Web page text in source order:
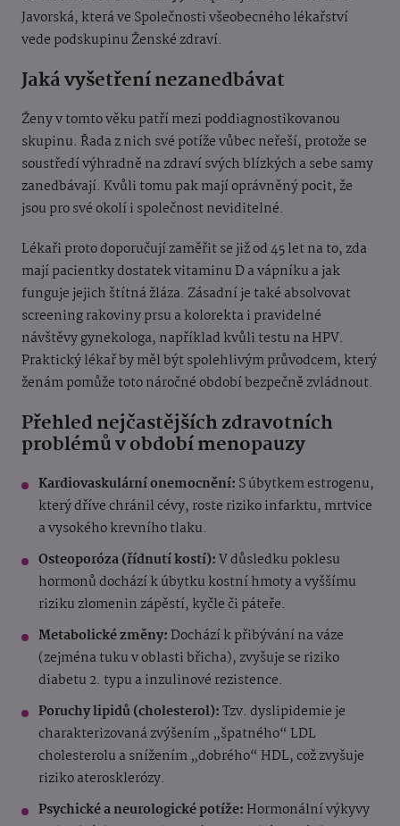
Javorská, která ve Společnosti všeobecného lékařství
vede podskupinu Ženské zdraví.
Jaká vyšetření nezanedbávat
Ženy v tomto věku patří mezi poddiagnostikovanou
skupinu. Řada z nich své potíže vůbec neřeší, protože se
soustředí výhradně na zdraví svých blízkých a sebe samy
zanedbávají. Kvůli tomu pak mají oprávněný pocit, že
jsou pro své okolí i společnost neviditelné.
Lékaři proto doporučují zaměřit se již od 45 let na to, zda
mají pacientky dostatek vitaminu D a vápníku a jak
funguje jejich štítná žláza. Zásadní je také absolvovat
screening rakoviny prsu a kolorekta i pravidelné
návštěvy gynekologa, například kvůli testu na HPV.
Praktický lékař by měl být spolehlivým průvodcem, který
ženám pomůže toto náročné období bezpečně zvládnout.
Přehled nejčastějších zdravotních
problémů v období menopauzy
Kardiovaskulární onemocnění: S úbytkem estrogenu,
který dříve chránil cévy, roste riziko infarktu, mrtvice
a vysokého krevního tlaku.
Osteoporóza (řídnutí kostí):V důsledku poklesu
hormonů dochází k úbytku kostní hmoty a vyššímu
riziku zlomenin zápěstí, kyčle či páteře.
Metabolické změny:Dochází k přibývání na váze
(zejména tuku v oblasti břicha), zvyšuje se riziko
diabetu 2. typu a inzulinové rezistence.
Poruchy lipidů (cholesterol):Tzv. dyslipidemie je
charakterizovaná zvýšením „špatného“ LDL
cholesterolu a snížením „dobrého“ HDL, což zvyšuje
riziko aterosklerózy.
Psychické a neurologické potíže: Hormonální výkyvy